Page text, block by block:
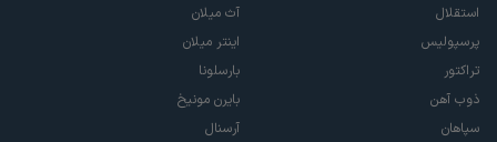
استقلال
پرسپولیس
تراکتور
ذوب آهن
سپاهان
آث میلان
اینتر میلان
بارسلونا
بایرن مونیخ
آرسنال